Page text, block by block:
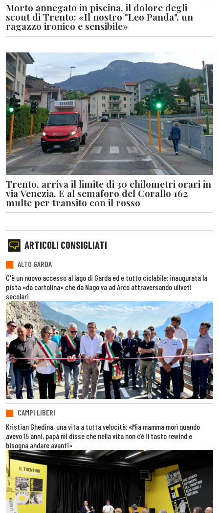
Morto annegato in piscina, il dolore degli
scout di Trento: «Il nostro "Leo Panda", un
ragazzo ironico e sensibile»
Trento, arriva il limite di 30 chilometri orari in
via Venezia. E al semaforo del Corallo 162
multe per transito con il rosso
ARTICOLI CONSIGLIATI
ALTO GARDA
C'è un nuovo accesso al lago di Garda ed è tutto ciclabile: inaugurata la
pista «da cartolina» che da Nago va ad Arco attraversando uliveti
secolari
CAMPI LIBERI
Kristian Ghedina, una vita a tutta velocità: «Mia mamma morì quando
avevo 15 anni, papà mi disse che nella vita non c’è il tasto rewind e
bisogna andare avanti»